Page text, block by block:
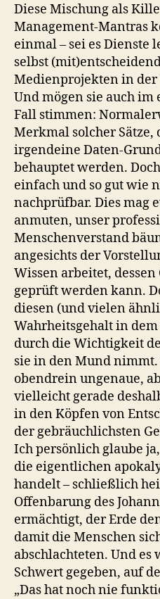
Diese Mischung als
Management-Mantras
einmal – sei es Dienste
selbst
Medienprojekten in
Und mögen sie auch
Fall stimmen:
Merkmal solcher Sätze,
irgendeine Daten-
behauptet werden.
einfach und so gut wie
nachprüfbar. Dies mag
anmuten, unser
Menschenverstand
angesichts der
Wissen arbeitet,
geprüft werden kann.
diesen (und vielen
Wahrheitsgehalt in
durch die Wichtigkeit
sie in den Mund
obendrein ungenaue,
vielleicht gerade
in den Köpfen von
der gebräuchlichsten
Ich persönlich glaube
die eigentlichen
handelt – schließlich
Offenbarung des
ermächtigt, der Erde
damit die Menschen
abschlachteten. Und
Schwert gegeben, auf
„Das hat noch nie